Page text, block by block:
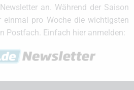
an. Während der Saison
pro Woche die wichtigsten
Postfach. Einfach hier anmelden: